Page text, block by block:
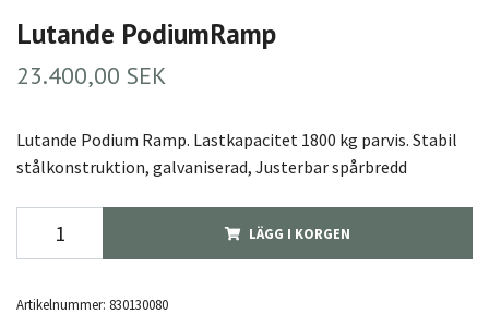
Lutande PodiumRamp
23.400,00 SEK
Lutande Podium Ramp. Lastkapacitet 1800 kg parvis. Stabil
stålkonstruktion, galvaniserad, Justerbar spårbredd
LÄGG I KORGEN
Artikelnummer: 830130080